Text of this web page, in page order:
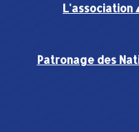
L'association
Patronage des